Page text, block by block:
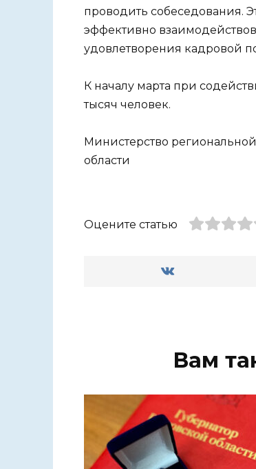
проводить собеседования.
эффективно
удовлетворения кадровой
К началу марта при
тысяч человек.
Министерство
области
Оцените статью
Вам